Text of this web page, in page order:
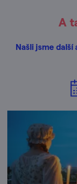
A
Našli jsme